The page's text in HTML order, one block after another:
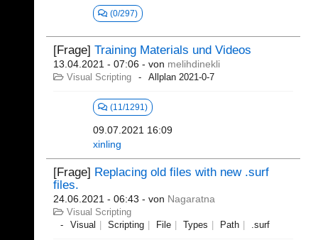
(0/297)
[Frage] Training Materials und Videos
13.04.2021 - 07:06 - von melihdinekli
Visual Scripting Allplan 2021-0-7
(11/1291)
09.07.2021 16:09
xinling
[Frage] Replacing old files with new .surf
files.
24.06.2021 - 06:43 - von Nagaratna
Visual Scripting
Visual
Scripting File Types Path .surf